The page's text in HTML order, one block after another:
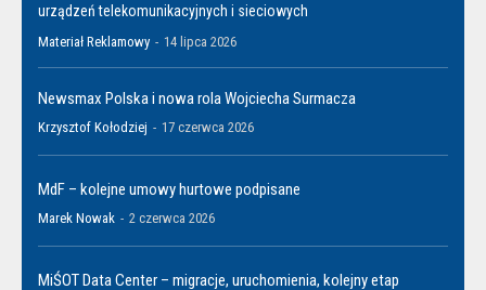
urządzeń telekomunikacyjnych i sieciowych
Materiał Reklamowy - 14 lipca 2026
Newsmax Polska i nowa rola Wojciecha Surmacza
Krzysztof Kołodziej - 17 czerwca 2026
MdF – kolejne umowy hurtowe podpisane
Marek Nowak - 2 czerwca 2026
MiŚOT Data Center – migracje, uruchomienia, kolejny etap